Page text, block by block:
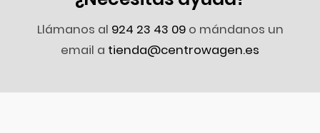
Llámanos al 924 23 43 09o mándanos un
email a tienda@centrowagen.es